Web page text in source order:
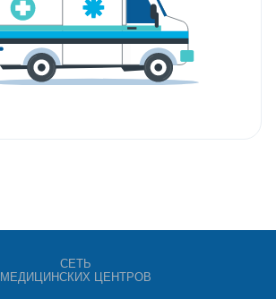
СЕТЬ
МЕДИЦИНСКИХ ЦЕНТРОВ